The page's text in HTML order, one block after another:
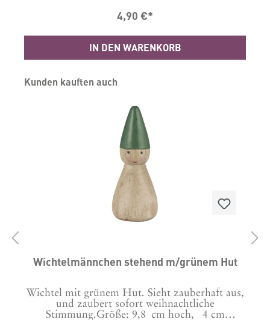
4,90 €*
IN DEN WARENKORB
Produktgalerie überspringen
Kunden kauften auch
Wichtelmännchen stehend m/grünem Hut
Wichtel mit grünem Hut. Sieht zauberhaft aus,
und zaubert sofort weihnachtliche
Stimmung.Größe: 9,8 cm hoch, 4 cm